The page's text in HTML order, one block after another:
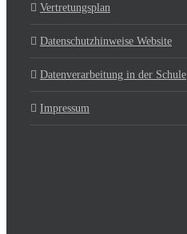
Vertretungsplan
Datenschutzhinweise Website
Datenverarbeitung in der Schule
Impressum